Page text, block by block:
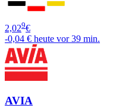
2,029€
-0,04 € heute vor 39 min.
AVIA